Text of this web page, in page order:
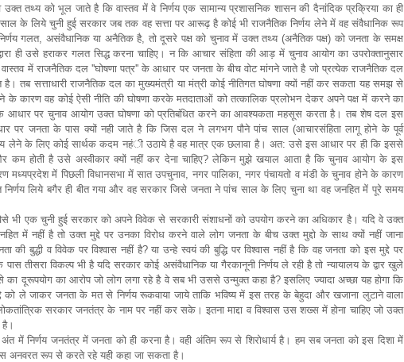
तथ्य को भूल जाते है कि वास्तव में वे निर्णय एक सामान्य प्रशासनिक शासन की दैनांदिक प्रक्रिया का ही
के लिये चुनी हुई सरकार जब तक वह सत्ता पर आरूढ़ है कोई भी राजनैतिक निर्णय लेने में वह संवैधानिक रूप
गलत, असंवैधानिक या अनैतिक है, तो दूसरे पक्ष को चुनाव में उक्त तथ्य (अनैतिक पक्ष) को जनता के समक्ष
ही उसे हराकर गलत सिद्ध करना चाहिए। न कि आचार संहिता की आड़ में चुनाव आयोग का उपरोक्तानुसार
वास्तव में राजनैतिक दल ''घोषणा पत्र'' के आधार पर जनता के बीच वोट मांगने जाते है जो प्रत्येक राजनैतिक दल
तब सत्ताधारी राजनैतिक दल का मुख्यमंत्री या मंत्री कोई नीतिगत घोषणा क्यों नहीं कर सकता यह समझ से
के कारण वह कोई ऐसी नीति की घोषणा करके मतदाताओं को तत्कालिक प्रलोभन देकर अपने पक्ष में करने का
आधार पर चुनाव आयोग उक्त घोषणा को प्रतिबंधित करने का आवश्यकता महसूस करता है। तब शेष दल इस
पर जनता के पास क्यों नही जाते है कि जिस दल ने लगभग पौने पांच साल (आचारसंहिता लागू होने के पूर्व
लेने के लिए कोई सार्थक कदम नहंी उठाये है वह मात्र एक छलावा है। अत: उसे इस आधार पर ही कि इससे
कम होती है उसे अस्वीकार क्यों नहीं कर देना चाहिए? लेकिन मुझे खयाल आता है कि चुनाव आयोग के इस
मध्यप्रदेश में पिछली विधानसभा में सात उपचुनाव, नगर पालिका, नगर पंचायतो व मंडी के चुनाव होने के कारण
निर्णय लिये बगैर ही बीत गया और वह सरकार जिसे जनता ने पांच साल के लिए चुना था वह जनहित में पूरे समय
सरकार को अपने विवेक से सरकारी संशाधनों को उपयोग करने का अधिकार है। यदि वे उक्त
में नहीं है तो उक्त मुद्दे पर उनका विरोध करने वाले लोग जनता के बीच उक्त मुद्दो के साथ क्यों नहीं जाना
की बुद्धी व विवेक पर विश्वास नहीं है? या उन्हे स्वयं की बुद्धि पर विश्वास नहीं है कि वह जनता को इस मुद्दे पर
तीसरा विकल्प भी है यदि सरकार कोई असंवैधानिक या गैरकानूनी निर्णय ले रही है तो न्यायालय के द्वार खुले
दूरूपयोग का आरोप जो लोग लगा रहे है वे सब भी उससे उन्मुक्त कहा है? इसलिए ज्यादा अच्छा यह होगा कि
को ले जाकर जनता के मत से निर्णय रूकवाया जाये ताकि भविष्य में इस तरह के बेहुदा और खजाना लुटाने वाला
सरकार जनतंत्र के नाम पर नहीं कर सके। इतना माद्दा व विश्वास उस शख्स में होना चाहिए जो उक्त
है।
में जनता को ही करना है। वही अंतिम रूप से शिरोधार्य है। हम सब जनता को इस दिशा में
अनवरत रूप से करते रहे यही कहा जा सकता है।